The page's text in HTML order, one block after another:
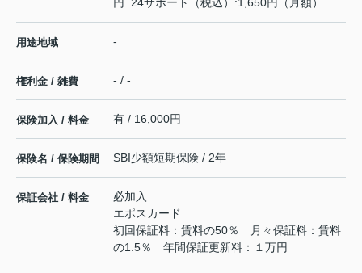
用途地域 -
権利金 / 雑費 - / -
保険加入 / 料金 有 / 16,000円
保険名 / 保険期間 SBI少額短期保険 / 2年
保証会社 / 料金
必加入
エポスカード
初回保証料：賃料の50％ 月々保証料：賃料
の1.5％ 年間保証更新料：１万円